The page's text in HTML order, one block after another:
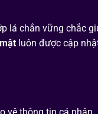
lá chắn vững chắc
luôn được cập